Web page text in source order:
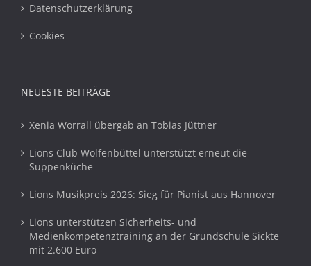
Datenschutzerklärung
Cookies
NEUESTE BEITRÄGE
Xenia Worrall übergab an Tobias Jüttner
Lions Club Wolfenbüttel unterstützt erneut die
Suppenküche
Lions Musikpreis 2026: Sieg für Pianist aus Hannover
Lions unterstützen Sicherheits- und
Medienkompetenztraining an der Grundschule Sickte
mit 2.600 Euro